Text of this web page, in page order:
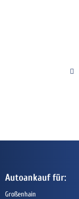
Autoankauf für:
Großenhain